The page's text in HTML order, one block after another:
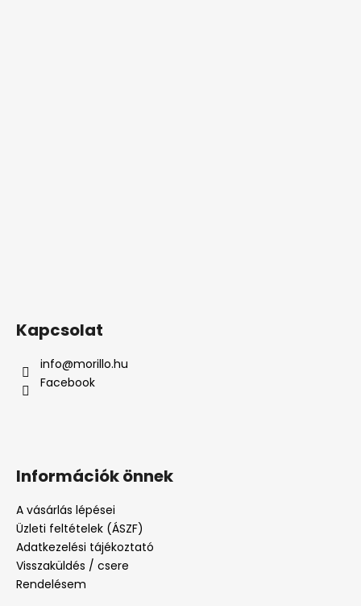
Kapcsolat
info@morillo.hu
Facebook
Információk önnek
A vásárlás lépései
Üzleti feltételek (ÁSZF)
Adatkezelési tájékoztató
Visszaküldés / csere
Rendelésem